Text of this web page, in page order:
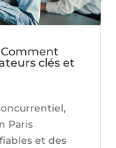
Comment
clés et
Paris
et des